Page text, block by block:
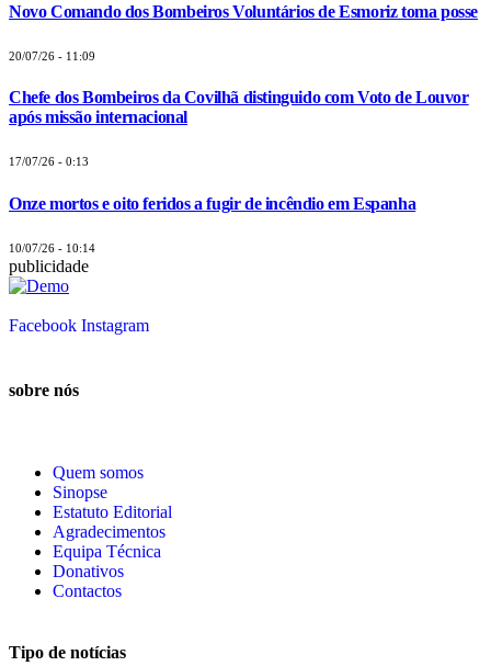
Novo Comando dos Bombeiros Voluntários de Esmoriz toma posse
20/07/26 - 11:09
Chefe dos Bombeiros da Covilhã distinguido com Voto de Louvor
após missão internacional
17/07/26 - 0:13
Onze mortos e oito feridos a fugir de incêndio em Espanha
10/07/26 - 10:14
publicidade
Facebook Instagram
sobre nós
Quem somos
Sinopse
Estatuto Editorial
Agradecimentos
Equipa Técnica
Donativos
Contactos
Tipo de notícias